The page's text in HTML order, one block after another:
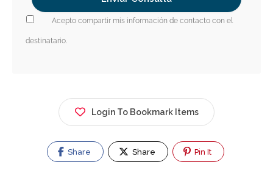
Acepto compartir mis información de contacto con el
destinatario.
Login To Bookmark Items
Share Share Pin It